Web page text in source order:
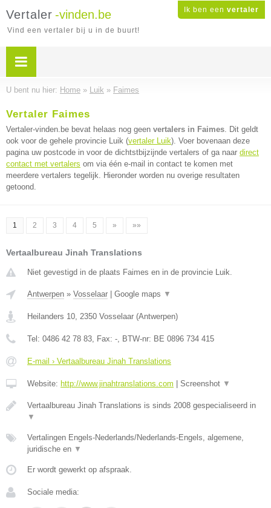
Ik ben een vertaler
Vertaler -vinden.be
Vind een vertaler bij u in de buurt!
U bent nu hier: Home » Luik » Faimes
Vertaler Faimes
Vertaler-vinden.be bevat helaas nog geen vertalers in Faimes. Dit geldt
ook voor de gehele provincie Luik (vertaler Luik). Voer bovenaan deze
pagina uw postcode in voor de dichtstbijzijnde vertalers of ga naar direct
contact met vertalers om via één e-mail in contact te komen met
meerdere vertalers tegelijk. Hieronder worden nu overige resultaten
getoond.
1 2 3 4 5 » »»
Vertaalbureau Jinah Translations
Niet gevestigd in de plaats Faimes en in de provincie Luik.
Antwerpen » Vosselaar Google maps ▼
Heilanders 10, 2350 Vosselaar (Antwerpen)
Tel: 0486 42 78 83, Fax: -, BTW-nr: BE 0896 734 415
E-mail › Vertaalbureau Jinah Translations
Website: http://www.jinahtranslations.com Screenshot ▼
Vertaalbureau Jinah Translations is sinds 2008 gespecialiseerd in
▼
Vertalingen Engels-Nederlands/Nederlands-Engels, algemene,
juridische en ▼
Er wordt gewerkt op afspraak.
Sociale media: